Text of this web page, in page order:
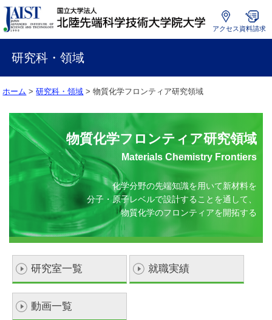
国
学
法
北
陸
学
大
学
アクセス 資料請求
研究科・領域
ホーム >研究科・領域 > 物質化学フロンティア研究領域
物質化学フロンティア研究領域
Materials Chemistry Frontiers
化学分野の先端知識を用いて新材料を
分子・原子レベルで設計することを通して、
物質化学のフロンティアを開拓する
研究室一覧 就職実績
動画一覧